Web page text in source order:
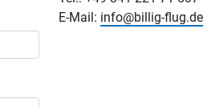
E-Mail: info@billig-flug.de